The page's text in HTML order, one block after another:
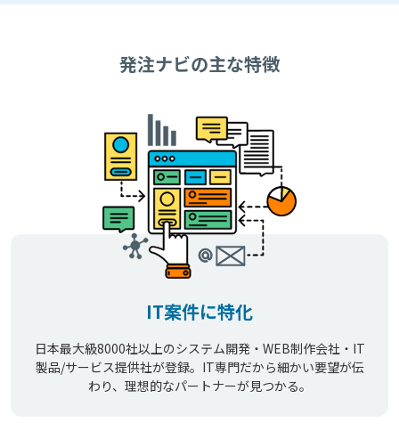
発注ナビの主な特徴
IT案件に特化
日本最大級8000社以上のシステム開発・WEB制作会社・IT
製品/サービス提供社が登録。IT専門だから細かい要望が伝
わり、理想的なパートナーが見つかる。